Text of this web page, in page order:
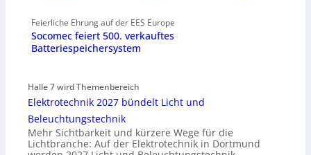
Feierliche Ehrung auf der EES Europe
Socomec feiert 500. verkauftes
Batteriespeichersystem
Halle 7 wird Themenbereich
Elektrotechnik 2027 bündelt Licht und
Beleuchtungstechnik
Mehr Sichtbarkeit und kürzere Wege für die
Lichtbranche: Auf der Elektrotechnik in Dortmund